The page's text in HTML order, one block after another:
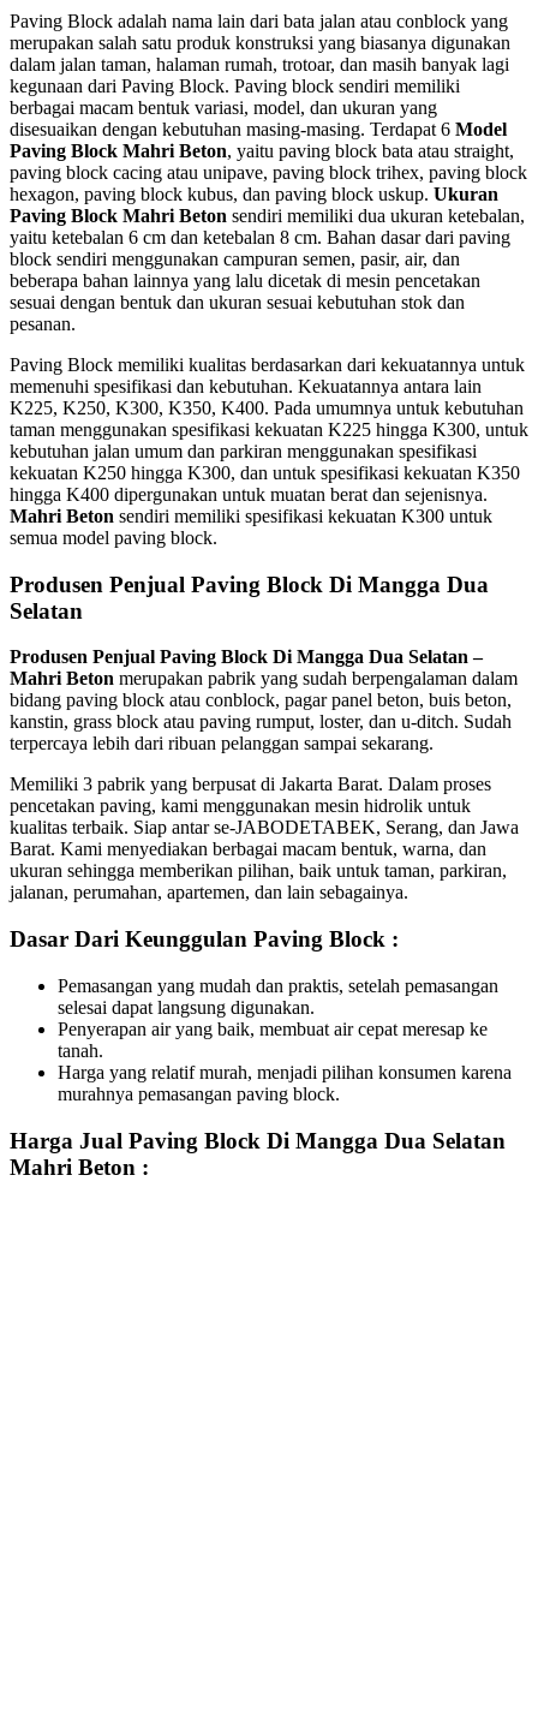
Paving Block adalah nama lain dari bata jalan atau conblock yang
merupakan salah satu produk konstruksi yang biasanya digunakan
dalam jalan taman, halaman rumah, trotoar, dan masih banyak lagi
kegunaan dari Paving Block. Paving block sendiri memiliki
berbagai macam bentuk variasi, model, dan ukuran yang
disesuaikan dengan kebutuhan masing-masing. Terdapat 6 Model
Paving Block Mahri Beton, yaitu paving block bata atau straight,
paving block cacing atau unipave, paving block trihex, paving block
hexagon, paving block kubus, dan paving block uskup. Ukuran
Paving Block Mahri Beton sendiri memiliki dua ukuran ketebalan,
yaitu ketebalan 6 cm dan ketebalan 8 cm. Bahan dasar dari paving
block sendiri menggunakan campuran semen, pasir, air, dan
beberapa bahan lainnya yang lalu dicetak di mesin pencetakan
sesuai dengan bentuk dan ukuran sesuai kebutuhan stok dan
pesanan.
Paving Block memiliki kualitas berdasarkan dari kekuatannya untuk
memenuhi spesifikasi dan kebutuhan. Kekuatannya antara lain
K225, K250, K300, K350, K400. Pada umumnya untuk kebutuhan
taman menggunakan spesifikasi kekuatan K225 hingga K300, untuk
kebutuhan jalan umum dan parkiran menggunakan spesifikasi
kekuatan K250 hingga K300, dan untuk spesifikasi kekuatan K350
hingga K400 dipergunakan untuk muatan berat dan sejenisnya.
Mahri Beton sendiri memiliki spesifikasi kekuatan K300 untuk
semua model paving block.
Produsen Penjual Paving Block Di Mangga Dua
Selatan
Produsen Penjual Paving Block Di Mangga Dua Selatan –
Mahri Beton merupakan pabrik yang sudah berpengalaman dalam
bidang paving block atau conblock, pagar panel beton, buis beton,
kanstin, grass block atau paving rumput, loster, dan u-ditch. Sudah
terpercaya lebih dari ribuan pelanggan sampai sekarang.
Memiliki 3 pabrik yang berpusat di Jakarta Barat. Dalam proses
pencetakan paving, kami menggunakan mesin hidrolik untuk
kualitas terbaik. Siap antar se-JABODETABEK, Serang, dan Jawa
Barat. Kami menyediakan berbagai macam bentuk, warna, dan
ukuran sehingga memberikan pilihan, baik untuk taman, parkiran,
jalanan, perumahan, apartemen, dan lain sebagainya.
Dasar Dari Keunggulan Paving Block :
Pemasangan yang mudah dan praktis, setelah pemasangan
selesai dapat langsung digunakan.
Penyerapan air yang baik, membuat air cepat meresap ke
tanah.
Harga yang relatif murah, menjadi pilihan konsumen karena
murahnya pemasangan paving block.
Harga Jual Paving Block Di Mangga Dua Selatan
Mahri Beton :